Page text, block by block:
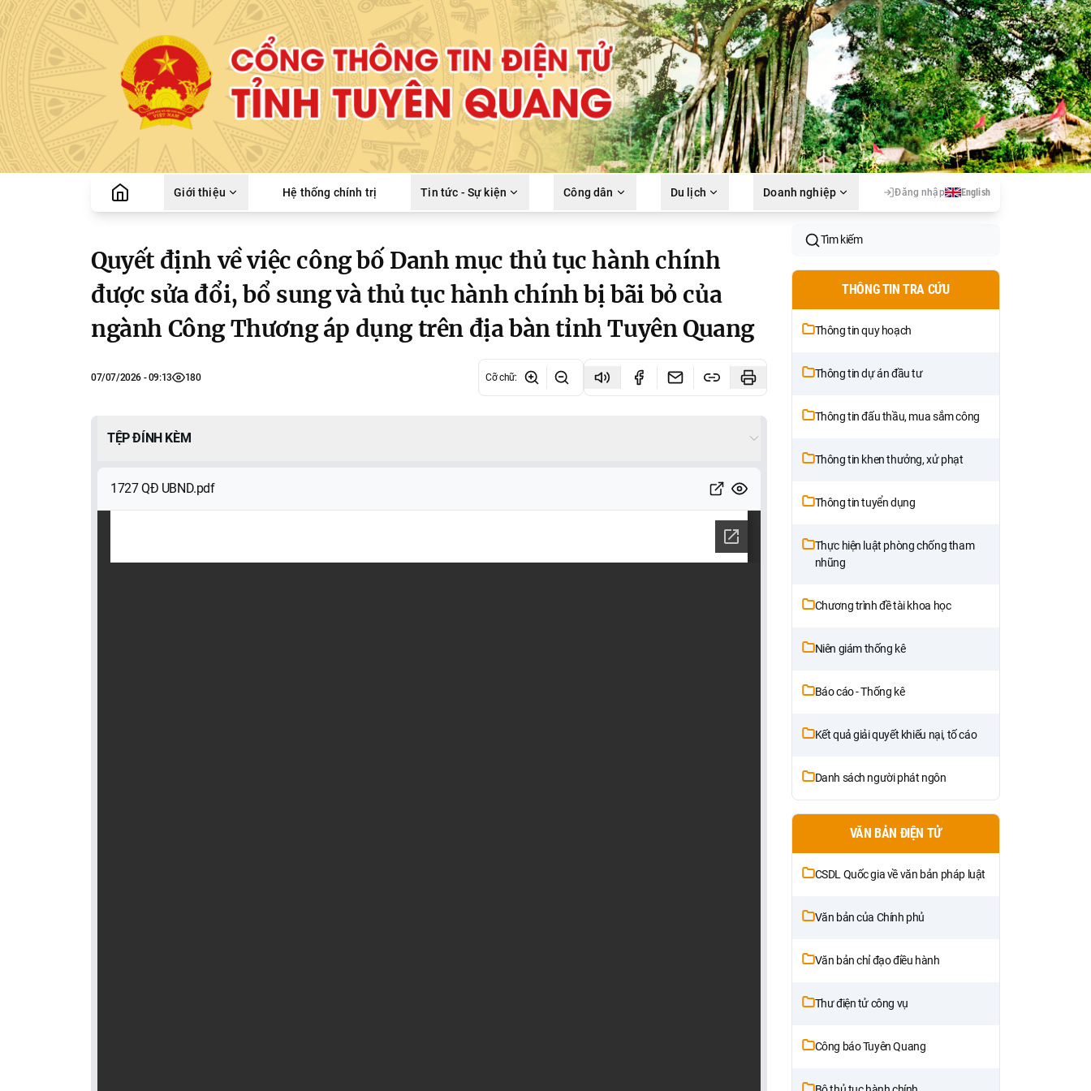
Giới thiệu Hệ thống chính trị Tin tức - Sự kiện Công dân Du lịch Doanh nghiệp Đăng nhập English
Quyết định về việc công bố Danh mục thủ tục hành chính
được sửa đổi, bổ sung và thủ tục hành chính bị bãi bỏ của
ngành Công Thương áp dụng trên địa bàn tỉnh Tuyên Quang
07/07/2026 - 09:13 180 Cỡ chữ:
TỆP ĐÍNH KÈM
1727 QĐ UBND.pdf
Tìm kiếm
THÔNG TIN TRA CỨU
Thông tin quy hoạch
Thông tin dự án đầu tư
Thông tin đấu thầu, mua sắm công
Thông tin khen thưởng, xử phạt
Thông tin tuyển dụng
Thực hiện luật phòng chống tham
nhũng
Chương trình đề tài khoa học
Niên giám thống kê
Báo cáo - Thống kê
Kết quả giải quyết khiếu nại, tố cáo
Danh sách người phát ngôn
VĂN BẢN ĐIỆN TỬ
CSDL Quốc gia về văn bản pháp luật
Văn bản của Chính phủ
Văn bản chỉ đạo điều hành
Thư điện tử công vụ
Công báo Tuyên Quang